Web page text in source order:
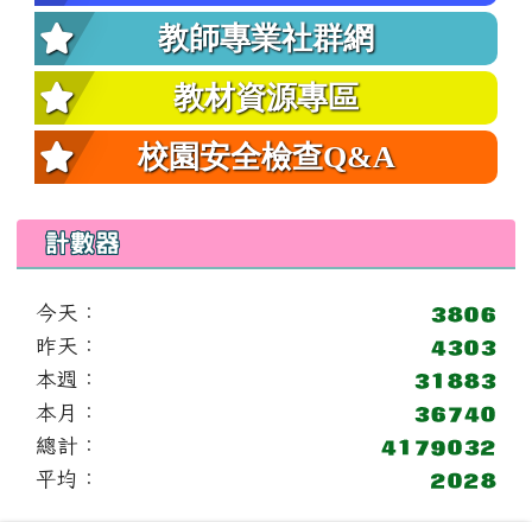
教師專業社群網
教材資源專區
校園安全檢查Q&A
計數器
今天：
昨天：
本週：
本月：
總計：
平均：